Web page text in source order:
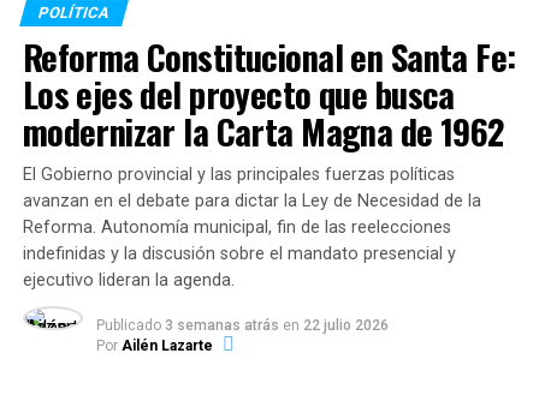
SIGUENTE
Se fue Bullrich de Seguridad: ¿qué pasa con el Plan
Bandera en Rosario?
Histórico: Rosario se convierte en ciudad autónoma y
abre una nueva etapa institucional
también de 24 años, sufrió un impacto de bala en la
región abdominal. Fue derivada de urgencia al Hospital
de Emergencias Clemente Álvarez (HECA), donde
permanece internada con pronóstico reservado y en
estado de extrema gravedad.
La mecánica del ataque y las
pericias
De acuerdo con las primeras reconstrucciones
realizadas por la Fiscalía, el ataque fue ejecutado por un
hombre —cuya identidad aún no fue establecida— que
POLÍTICA
Reforma Constitucional en Santa Fe:
Los ejes del proyecto que busca
modernizar la Carta Magna de 1962
El Gobierno provincial y las principales fuerzas políticas
avanzan en el debate para dictar la Ley de Necesidad de la
Reforma. Autonomía municipal, fin de las reelecciones
indefinidas y la discusión sobre el mandato presencial y
ejecutivo lideran la agenda.
Publicado 3 semanas atrás en 22 julio 2026
Por Ailén Lazarte